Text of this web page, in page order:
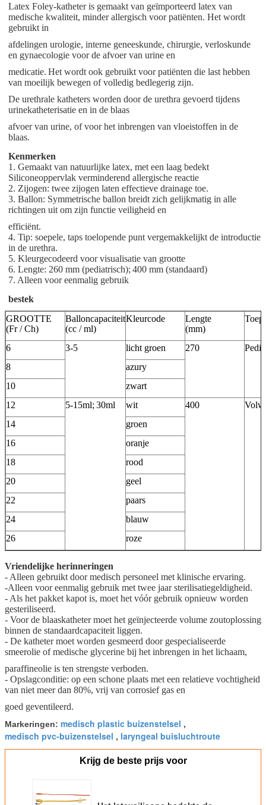
Latex Foley-katheter is gemaakt van geïmporteerd latex van
medische kwaliteit, minder allergisch voor patiënten. Het wordt
gebruikt in
afdelingen urologie, interne geneeskunde, chirurgie, verloskunde
en gynaecologie voor de afvoer van urine en
medicatie. Het wordt ook gebruikt voor patiënten die last hebben
van moeilijk bewegen of volledig bedlegerig zijn.
De urethrale katheters worden door de urethra gevoerd tijdens
urinekatheterisatie en in de blaas
afvoer van urine, of voor het inbrengen van vloeistoffen in de
blaas.
Kenmerken
1. Gemaakt van natuurlijke latex, met een laag bedekt
Siliconeoppervlak verminderend allergische reactie
2. Zijogen: twee zijogen laten effectieve drainage toe.
3. Ballon: Symmetrische ballon breidt zich gelijkmatig in alle
richtingen uit om zijn functie veiligheid en
efficiënt.
4. Tip: soepele, taps toelopende punt vergemakkelijkt de introductie
in de urethra.
5. Kleurgecodeerd voor visualisatie van grootte
6. Lengte: 260 mm (pediatrisch); 400 mm (standaard)
7. Alleen voor eenmalig gebruik
bestek
GROOTTE
(Fr / Ch)
Balloncapaciteit
(cc / ml)
Kleurcode
Lengte
(mm)
6 3-5 licht groen 270
8
azury
10
zwart
12
5-15ml; 30ml wit 400
14
groen
16
oranje
18
rood
20
geel
22
paars
24
blauw
26
roze
Vriendelijke herinneringen
- Alleen gebruikt door medisch personeel met klinische ervaring.
-Alleen voor eenmalig gebruik met twee jaar sterilisatiegeldigheid.
- Als het pakket kapot is, moet het vóór gebruik opnieuw worden
gesteriliseerd.
- Voor de blaaskatheter moet het geïnjecteerde volume zoutoplossing
binnen de standaardcapaciteit liggen.
- De katheter moet worden gesmeerd door gespecialiseerde
smeerolie of medische glycerine bij het inbrengen in het lichaam,
paraffineolie is ten strengste verboden.
- Opslagconditie: op een schone plaats met een relatieve vochtigheid
van niet meer dan 80%, vrij van corrosief gas en
goed geventileerd.
Markeringen: medisch plastic buizenstelsel ,
medisch pvc-buizenstelsel , laryngeal buisluchtroute
Krijg de beste prijs voor